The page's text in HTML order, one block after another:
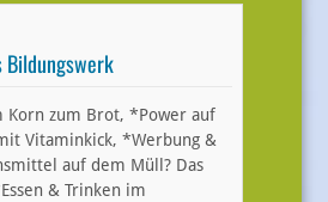
Bildungswerk
Korn zum Brot, *Power auf
Vitaminkick, *Werbung &
auf dem Müll? Das
& Trinken im